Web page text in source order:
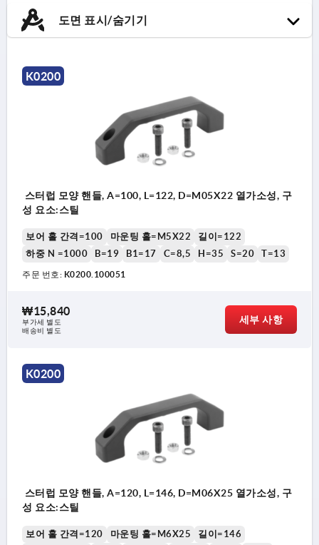
도면 표시/숨기기
K0200
스터럽 모양 핸들, A=100, L=122, D=M05X22 열가소성, 구
성 요소:스틸
보어 홀 간격=100 마운팅 홀=M5X22
길이=122
하중 N =1000
B=19 B1=17 C=8,5 H=35 S=20 T=13
주문 번호: K0200.100051
₩15,840
부가세 별도
배송비 별도
세부 사항
K0200
스터럽 모양 핸들, A=120, L=146, D=M06X25 열가소성, 구
성 요소:스틸
보어 홀 간격=120 마운팅 홀=M6X25
길이=146